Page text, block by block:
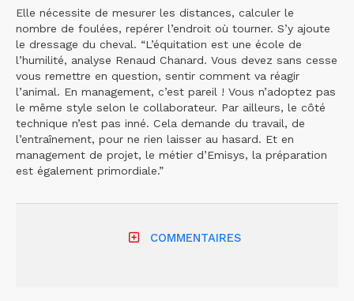
Elle nécessite de mesurer les distances, calculer le
nombre de foulées, repérer l’endroit où tourner. S’y ajoute
le dressage du cheval. “L’équitation est une école de
l’humilité, analyse Renaud Chanard. Vous devez sans cesse
vous remettre en question, sentir comment va réagir
l’animal. En management, c’est pareil ! Vous n’adoptez pas
le même style selon le collaborateur. Par ailleurs, le côté
technique n’est pas inné. Cela demande du travail, de
l’entraînement, pour ne rien laisser au hasard. Et en
management de projet, le métier d’Emisys, la préparation
est également primordiale.”
COMMENTAIRES